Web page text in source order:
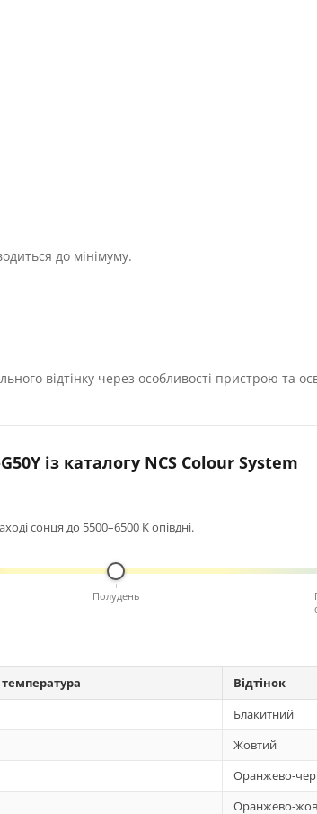
до мінімуму.
відтінку через особливості пристрою та
із каталогу NCS Colour System
сонця до 5500–6500 K опівдні.
Полудень
Відтінок
Блакитний
Жовтий
Оранжево-
Оранжево-